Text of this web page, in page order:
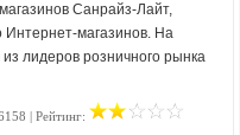
Санрайз-Лайт,
Интернет-магазинов. На
лидеров розничного рынка
| Рейтинг: